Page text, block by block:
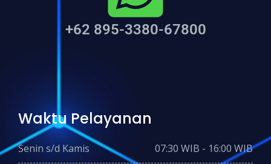
+62 895-3380-67800
Waktu Pelayanan
Senin s/d Kamis 07:30 WIB - 16:00 WIB